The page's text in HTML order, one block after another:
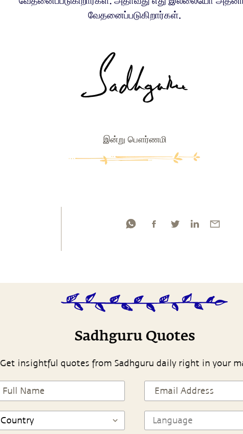
வேதனைப்படுகிறார்கள்.
இன்று பௌர்ணமி
Sadhguru Quotes
Get insightful quotes from Sadhguru daily right in your